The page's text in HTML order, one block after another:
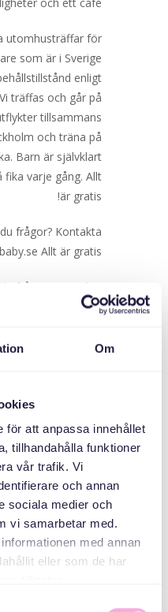
Om
för att anpassa innehållet
tillhandahålla funktioner
vår trafik. Vi
och annan
sociala medier och
vi samarbetar med.
med annan
eller som de har
och ett café.
utomhusträffar för
som är i Sverige
enligt
träffas och går på
tillsammans
och träna på
Barn är självklart
fika varje gång. Allt
är gratis!
frågor? Kontakta
Allt är gratis!
du frågor? Kontakta
DATE
2025 سبتمبر 10
TIME
14:00 - 16:00